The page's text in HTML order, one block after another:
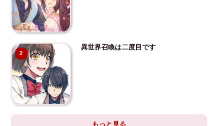
2
異世界召喚は二度目です
もっと見る